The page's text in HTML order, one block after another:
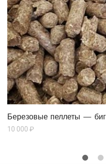
Березовые пеллеты — биг
10 000 ₽